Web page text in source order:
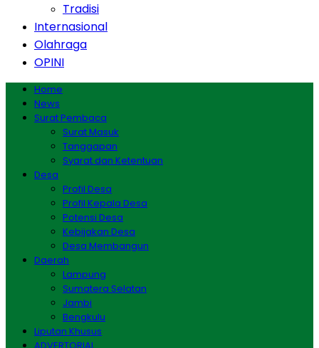
Tradisi
Internasional
Olahraga
OPINI
Home
News
Surat Pembaca
Surat Masuk
Tanggapan
Syarat dan Ketentuan
Desa
Profil Desa
Profil Kepala Desa
Potensi Desa
Kebijakan Desa
Desa Membangun
Daerah
Lampung
Sumatera Selatan
Jambi
Bengkulu
Liputan Khusus